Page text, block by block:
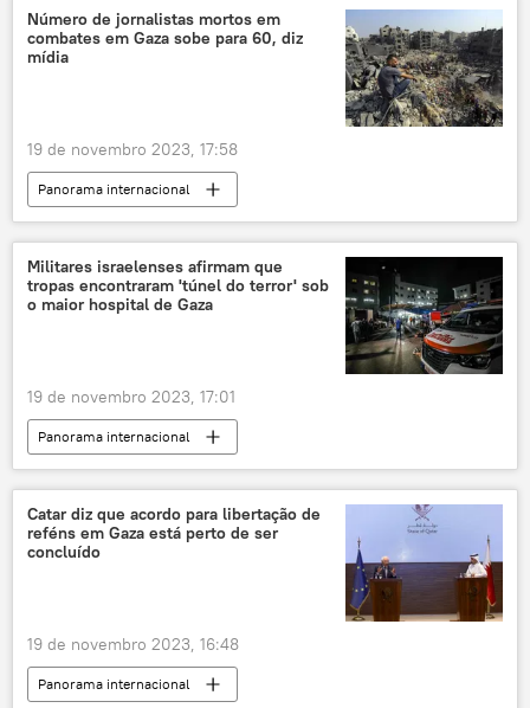
inteligência artificial
Reuters
Parlamento Europeu
Número de jornalistas mortos em
combates em Gaza sobe para 60, diz
mídia
19 de novembro 2023, 17:58
Panorama internacional
Oriente Médio e África
Gaza
Faixa de Gaza
Al Jazeera
conflito
guerra
jornalistas
Militares israelenses afirmam que
tropas encontraram 'túnel do terror' sob
o maior hospital de Gaza
19 de novembro 2023, 17:01
Panorama internacional
Oriente Médio e África
Faixa de Gaza
Israel
Forças de Defesa de Israel (FDI)
Gaza
Hamas
conflito
Catar diz que acordo para libertação de
reféns em Gaza está perto de ser
concluído
19 de novembro 2023, 16:48
Panorama internacional